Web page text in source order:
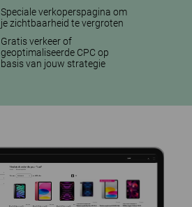
Speciale verkoperspagina om
je zichtbaarheid te vergroten
Gratis verkeer of
geoptimaliseerde CPC op
basis van jouw strategie